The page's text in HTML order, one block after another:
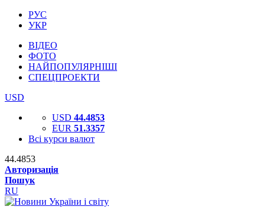
РУС
УКР
ВІДЕО
ФОТО
НАЙПОПУЛЯРНІШІ
СПЕЦПРОЕКТИ
USD
USD 44.4853
EUR 51.3357
Всі курси валют
44.4853
Авторизація
Пошук
RU